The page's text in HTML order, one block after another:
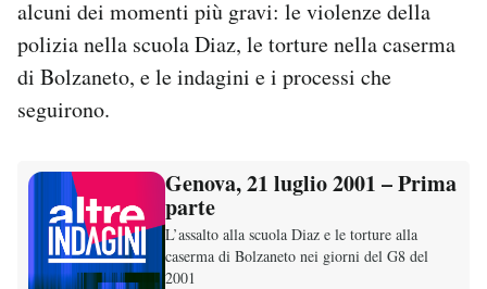
Newsletter
Notifiche mobile
Hai bisogno di aiuto?
Esci
alcuni dei momenti più gravi: le violenze della
polizia nella scuola Diaz, le torture nella caserma
di Bolzaneto, e le indagini e i processi che
seguirono.
Genova, 21 luglio 2001 – Prima
parte
L’assalto alla scuola Diaz e le torture alla
caserma di Bolzaneto nei giorni del G8 del
2001